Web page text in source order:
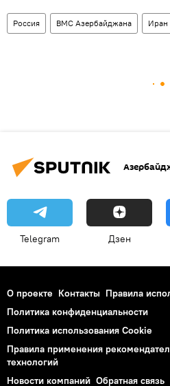
Россия ВМС Азербайджана Иран
Telegram Дзен
О проекте Контакты Правила
Политика конфиденциальности
Политика использования Cookie
Правила применения
технологий
Новости компаний Обратная связь